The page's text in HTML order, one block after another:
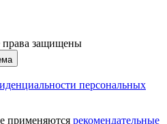
защищены
персональных
применяются рекомендательные